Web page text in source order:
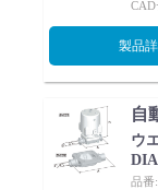
CAD
製品
自
ウ
品番